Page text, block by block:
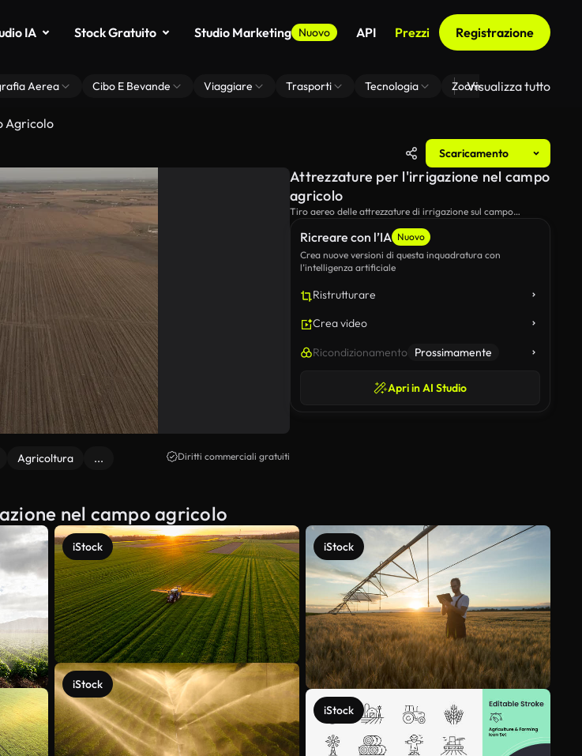
IA Stock Gratuito Studio Marketing Nuovo API Prezzi Registrazione
Aerea Cibo E Bevande Viaggiare Trasporti Tecnologia Zoom Di Sfondo Virtuale
Visualizza tutto
Agricolo
Scaricamento
Agricoltura ... Diritti commerciali gratuiti
Ricreare con l’IA Nuovo
Crea nuove versioni di questa inquadratura con
l’intelligenza artificiale
Ristrutturare
Crea video
Ricondizionamento Prossimamente
Apri in AI Studio
Attrezzature per l'irrigazione nel campo
agricolo
Tiro aereo delle attrezzature di irrigazione sul campo
nel campo agricolo
iStock
iStock
iStock
iStock